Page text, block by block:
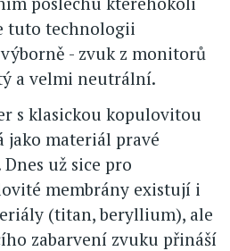
tuto technologii
- zvuk z monitorů
a velmi neutrální.
s klasickou kopulovitou
jako materiál pravé
už sice pro
membrány existují i
(titan, beryllium), ale
zabarvení zvuku přináší